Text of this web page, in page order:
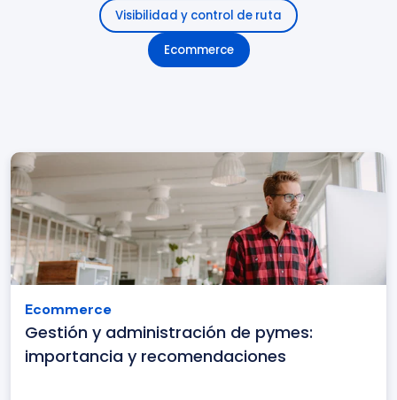
Visibilidad y control de ruta
Ecommerce
Ecommerce
Gestión y administración de pymes:
importancia y recomendaciones